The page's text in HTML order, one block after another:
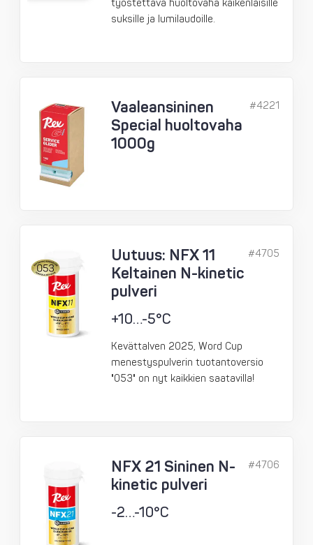
työstettävä huoltovaha kaikenlaisille
suksille ja lumilaudoille.
Vaaleansininen
Special huoltovaha
1000g
#4221
Uutuus: NFX 11
Keltainen N-kinetic
pulveri
+10…-5°C
Kevättalven 2025, Word Cup
menestyspulverin tuotantoversio
"053" on nyt kaikkien saatavilla!
#4705
NFX 21 Sininen N-
kinetic pulveri
-2…-10°C
#4706